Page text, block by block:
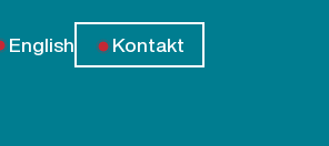
English Kontakt